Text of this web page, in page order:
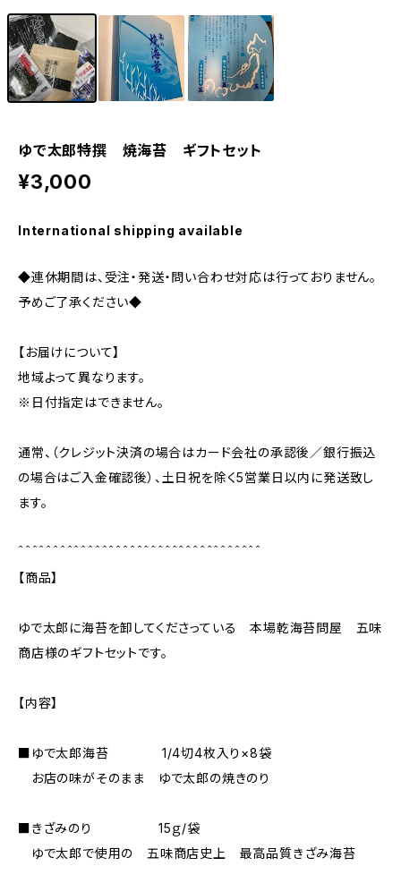
ゆで太郎特撰 焼海苔 ギフトセット
¥3,000
International shipping available
◆連休期間は、受注・発送・問い合わせ対応は行っておりません。
予めご了承ください◆
【お届けについて】
地域よって異なります。
※日付指定はできません。
通常、（クレジット決済の場合はカード会社の承認後／銀行振込
の場合はご入金確認後）、土日祝を除く5営業日以内に発送致し
ます。
＾＾＾＾＾＾＾＾＾＾＾＾＾＾＾＾＾＾＾＾＾＾＾＾＾＾＾＾＾＾＾＾＾＾＾
【商品】
ゆで太郎に海苔を卸してくださっている 本場乾海苔問屋 五味
商店様のギフトセットです。
【内容】
■ゆで太郎海苔 1/4切4枚入り×8袋
お店の味がそのまま ゆで太郎の焼きのり
■きざみのり 15ｇ/袋
ゆで太郎で使用の 五味商店史上 最高品質きざみ海苔